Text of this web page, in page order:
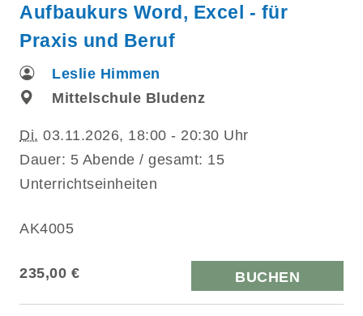
Aufbaukurs Word, Excel - für
Praxis und Beruf
Leslie Himmen
Mittelschule Bludenz
Di. 03.11.2026, 18:00 - 20:30 Uhr
Dauer: 5 Abende / gesamt: 15
Unterrichtseinheiten
AK4005
235,00 € BUCHEN